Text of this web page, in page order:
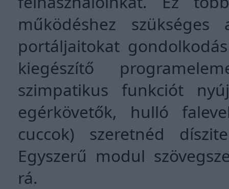
működéshez
portáljaitokat
kiegészítő
szimpatikus funkciót
egérkövetők, hulló
cuccok) szeretnéd
Egyszerű modul
rá.